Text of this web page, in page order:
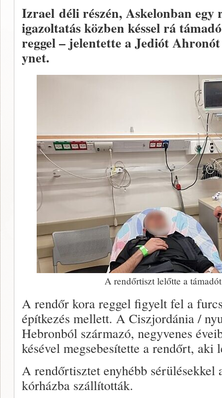
Izrael déli részén, Askelonban egy
igazoltatás közben késsel rá
reggel – jelentette a Jediót
ynet.
A rendőrtiszt lelőtte a
A rendőr kora reggel figyelt fel a
építkezés mellett. A Ciszjordánia /
Hebronból származó, negyvenes
késével megsebesítette a rendőrt, aki
A rendőrtisztet enyhébb sérülésekkel
kórházba szállították.